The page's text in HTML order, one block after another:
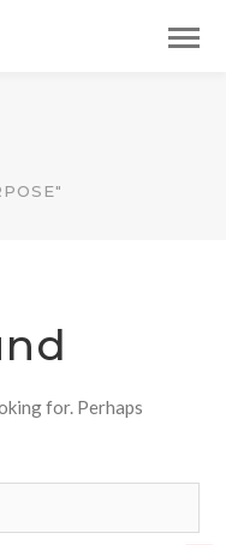
for. Perhaps